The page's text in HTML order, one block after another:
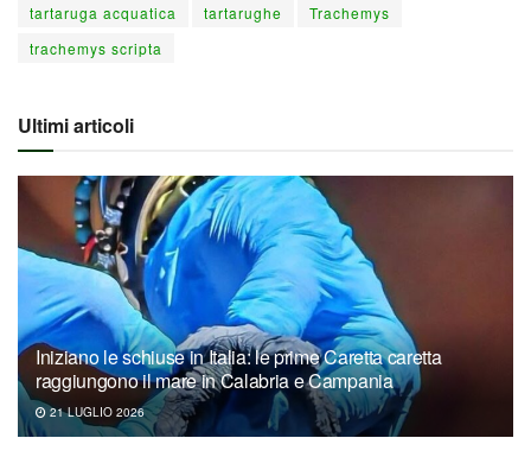
tartaruga acquatica
tartarughe
Trachemys
trachemys scripta
Ultimi articoli
Iniziano le schiuse in Italia: le prime Caretta caretta
raggiungono il mare in Calabria e Campania
21 LUGLIO 2026